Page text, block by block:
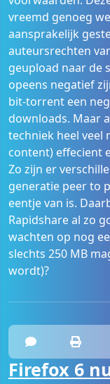
vreemd genoeg
aansprakelijk
auteursrechten
geupload naar de
opeens negatief
bit-torrent een
downloads. Maar
techniek heel veel
content) effecient
Zo zijn er
generatie peer to
eentje van is.
Rapidshare al zo
wachten op nog
slechts 250 MB
wordt)?
Firefox 6